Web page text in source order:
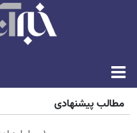
جمعه ۱۶ مرداد ۱۴۰۵
مطالب پیشنهادی